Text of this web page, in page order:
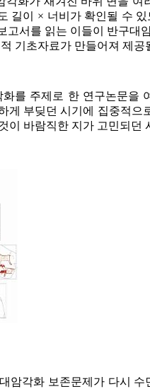
길이 × 너비가 확인될 수
서를 읽는 이들이 반구
기초자료가 만들어져 제공
를 주제로 한 연구논문을
부딪던 시기에 집중적
이 바람직한 지가 고민되던
각화 보존문제가 다시